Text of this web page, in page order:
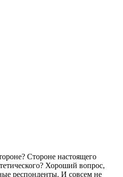
Стороне настоящего
Хороший вопрос,
респонденты. И совсем не